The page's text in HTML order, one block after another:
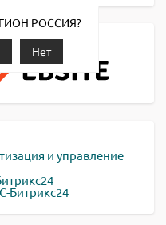
РОССИЯ?
Нет
и управление
Битрикс24